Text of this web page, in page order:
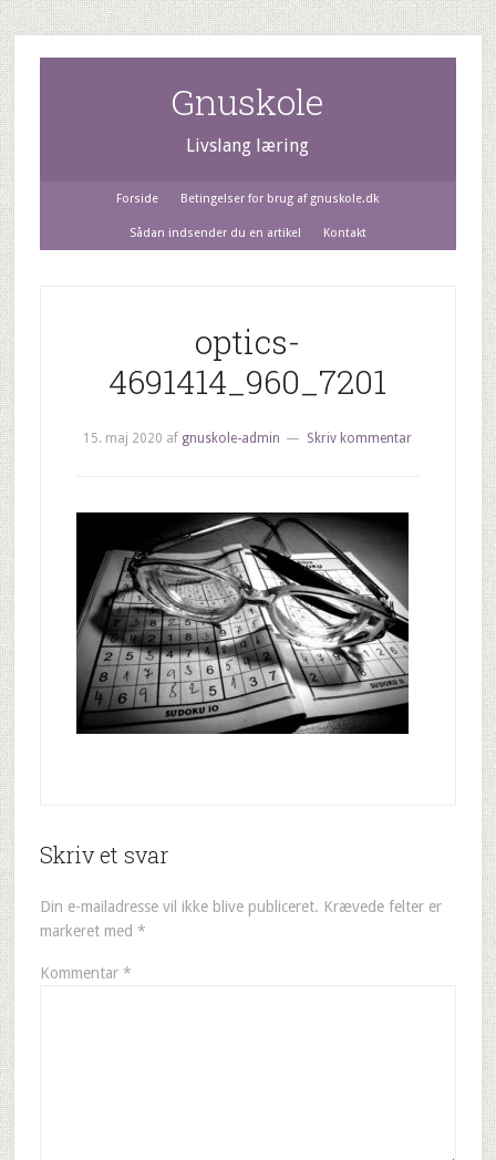
Gnuskole
Livslang læring
Forside Betingelser for brug af gnuskole.dk
Sådan indsender du en artikel Kontakt
optics-
4691414_960_7201
15. maj 2020 af gnuskole-admin Skriv kommentar
Skriv et svar
Din e-mailadresse vil ikke blive publiceret. Krævede felter er
markeret med *
Kommentar *